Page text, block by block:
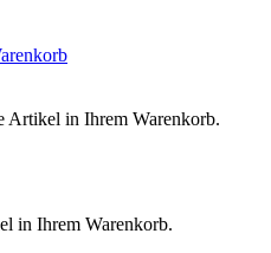
Artikel in Ihrem Warenkorb.
in Ihrem Warenkorb.